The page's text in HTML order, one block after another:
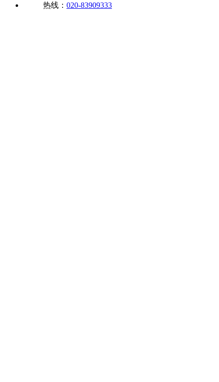
热线： 020-83909333